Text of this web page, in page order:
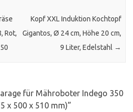
Rot,
Kopf XXL Induktion Kochtopf
Gigantos, Ø 24 cm, Höhe 20 cm,
9 Liter, Edelstahl →
für Mähroboter Indego 350
x 500 x 510 mm)”